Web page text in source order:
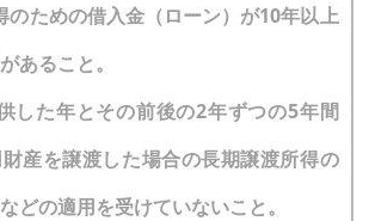
のための借入金（ローン）が10年以上
あること。
した年とその前後の2年ずつの5年間
産を譲渡した場合の長期譲渡所得の
どの適用を受けていないこと。